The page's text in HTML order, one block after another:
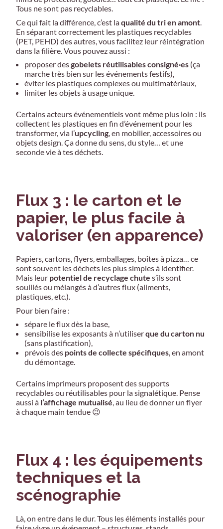
Tous ne sont pas recyclables.
Ce qui fait la différence, c’est laqualité du tri en amont
En séparant correctement les plastiques recyclables
(PET, PEHD) des autres, vous facilitez leur réintégration
dans la filière. Vous pouvez aussi :
proposer desgobelets réutilisables consigné·es(ça
marche très bien sur les événements festifs),
éviter les plastiques complexes ou multimatériaux,
limiter les objets à usage unique.
Certains acteurs événementiels vont même plus loin : ils
collectent les plastiques en fin d’événement pour les
transformer, via l’upcycling, en mobilier, accessoires ou
objets design. Ça donne du sens, du style… et une
seconde vie à tes déchets.
Flux 3 : le carton et le
papier, le plus facile à
valoriser (en apparence)
Papiers, cartons, flyers, emballages, boîtes à pizza… ce
sont souvent les déchets les plus simples à identifier.
Mais leur potentiel de recyclage chute s’ils sont
souillés ou mélangés à d’autres flux (aliments,
plastiques, etc.).
Pour bien faire :
sépare le flux dès la base,
sensibilise les exposants à n’utiliserque du carton nu
(sans plastification),
prévois des points de collecte spécifiques, en amont
du démontage.
Certains imprimeurs proposent des supports
recyclables ou réutilisables pour la signalétique. Pense
aussi à l’affichage mutualisé, au lieu de donner un flyer
à chaque main tendue 😉
Flux 4 : les équipements
techniques et la
scénographie
Là, on entre dans le dur. Tous les éléments installés pour